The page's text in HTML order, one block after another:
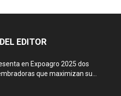
EDITOR
en Expoagro 2025 dos
que maximizan su...